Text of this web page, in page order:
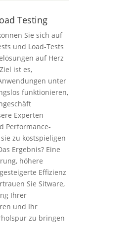
Testing
Sie sich auf
und Load-Tests
auf Herz
ist es,
unter
funktionieren,
Experten
Performance-
zu kostspieligen
Ergebnis? Eine
höhere
Effizienz
Sie Sitware,
Ihrer
und Ihr
zu bringen